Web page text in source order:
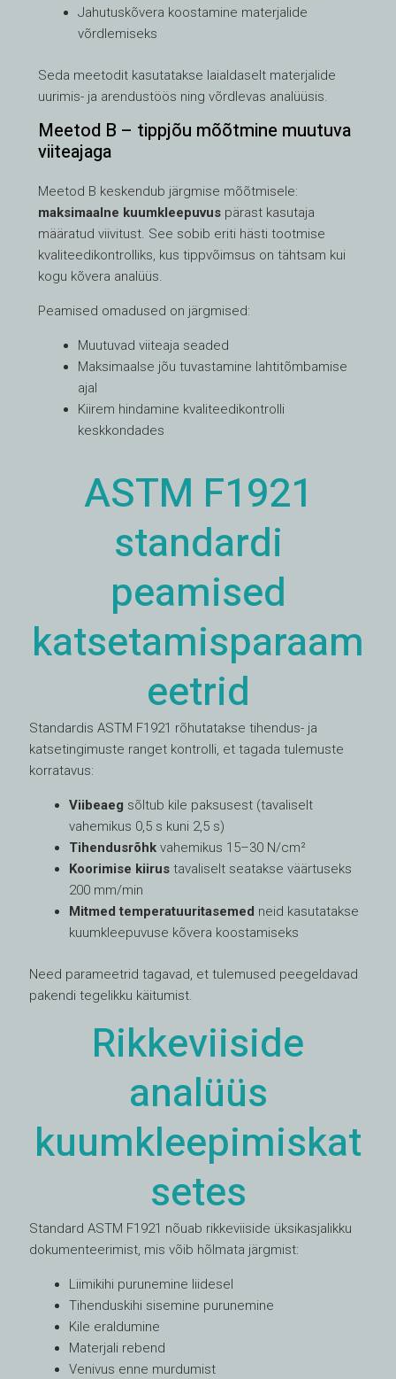
Jahutuskõvera koostamine materjalide
võrdlemiseks
Seda meetodit kasutatakse laialdaselt materjalide
uurimis- ja arendustöös ning võrdlevas analüüsis.
Meetod B – tippjõu mõõtmine muutuva
viiteajaga
Meetod B keskendub järgmise mõõtmisele:
maksimaalne kuumkleepuvus pärast kasutaja
määratud viivitust. See sobib eriti hästi tootmise
kvaliteedikontrolliks, kus tippvõimsus on tähtsam kui
kogu kõvera analüüs.
Peamised omadused on järgmised:
Muutuvad viiteaja seaded
Maksimaalse jõu tuvastamine lahtitõmbamise
ajal
Kiirem hindamine kvaliteedikontrolli
keskkondades
ASTM F1921
standardi
peamised
katsetamisparaam
eetrid
Standardis ASTM F1921 rõhutatakse tihendus- ja
katsetingimuste ranget kontrolli, et tagada tulemuste
korratavus:
Viibeaeg sõltub kile paksusest (tavaliselt
vahemikus 0,5 s kuni 2,5 s)
Tihendusrõhk vahemikus 15–30 N/cm²
Koorimise kiirus tavaliselt seatakse väärtuseks
200 mm/min
Mitmed temperatuuritasemed neid kasutatakse
kuumkleepuvuse kõvera koostamiseks
Need parameetrid tagavad, et tulemused peegeldavad
pakendi tegelikku käitumist.
Rikkeviiside
analüüs
kuumkleepimiskat
setes
Standard ASTM F1921 nõuab rikkeviiside üksikasjalikku
dokumenteerimist, mis võib hõlmata järgmist:
Liimikihi purunemine liidesel
Tihenduskihi sisemine purunemine
Kile eraldumine
Materjali rebend
Venivus enne murdumist